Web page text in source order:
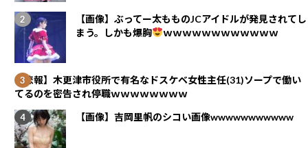
【画像】ぶってー太もものJCアイドルが発見されてし
まう。しかも爆胸
ｗｗｗｗｗｗｗｗｗｗｗｗ
【悲報】木更津市役所で有名なドスケベ女性主任(31)ソープで働い
てるのを密告され停職ｗｗｗｗｗｗｗｗ
【画像】吉岡里帆のシコい画像wwwwwwwwwww